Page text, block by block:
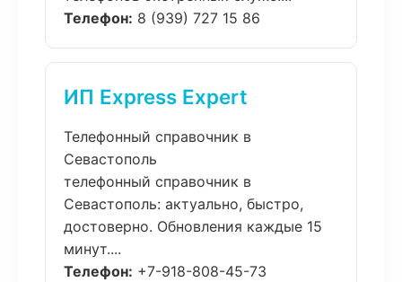
Телефон: 8 (939) 727 15 86
ИП Express Expert
Телефонный справочник в
Севастополь
телефонный справочник в
Севастополь: актуально, быстро,
достоверно. Обновления каждые 15
минут....
Телефон: +7-918-808-45-73